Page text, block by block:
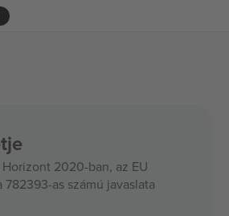
2020-ban, az EU
as számú javaslata